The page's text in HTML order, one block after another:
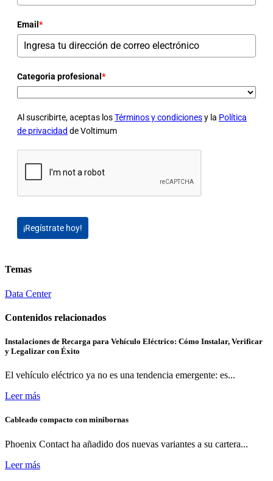
Email *
Categoria profesional *
Al suscribirte, aceptas losTérminos y condicionesy la Política
de privacidad de Voltimum
¡Regístrate hoy!
Temas
Data Center
Contenidos relacionados
Instalaciones de Recarga para Vehículo Eléctrico: Cómo Instalar, Verificar
y Legalizar con Éxito
El vehículo eléctrico ya no es una tendencia emergente: es...
Leer más
Cableado compacto con minibornas
Phoenix Contact ha añadido dos nuevas variantes a su cartera...
Leer más